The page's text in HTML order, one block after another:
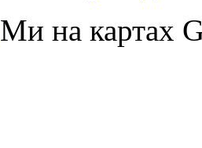
Ми на картах